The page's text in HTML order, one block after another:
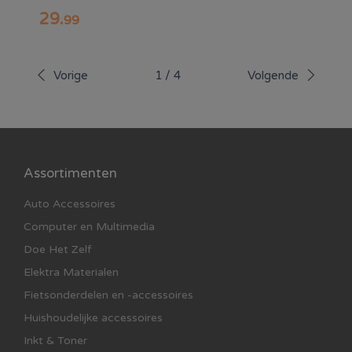
29.99
Vorige 1 / 4 Volgende
Assortimenten
Auto Accessoires
Computer en Multimedia
Doe Het Zelf
Elektra Materialen
Fietsonderdelen en -accessoires
Huishoudelijke accessoires
Inkt & Toner